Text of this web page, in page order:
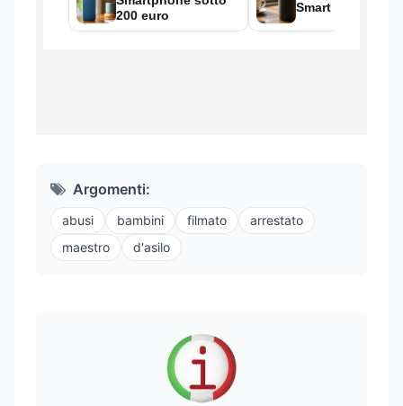
Argomenti:
abusi bambini filmato
arrestato
maestro
d'asilo